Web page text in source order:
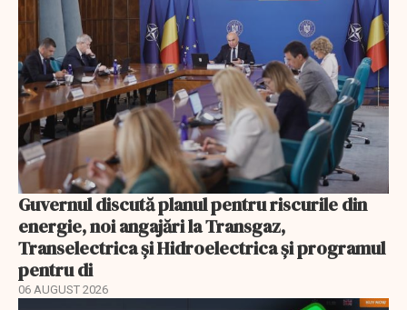
Guvernul discută planul pentru riscurile din
energie, noi angajări la Transgaz,
Transelectrica și Hidroelectrica și programul
pentru di
06 AUGUST 2026